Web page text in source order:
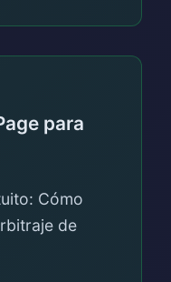
para
Cómo
de